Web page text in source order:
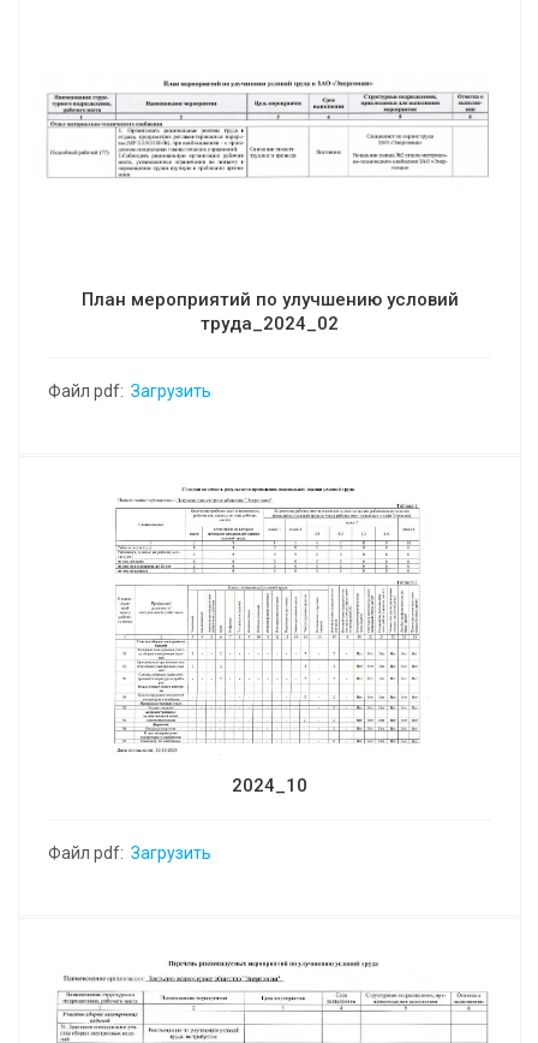
План мероприятий по улучшению условий
труда_2024_02
Файл pdf: Загрузить
2024_10
Файл pdf: Загрузить